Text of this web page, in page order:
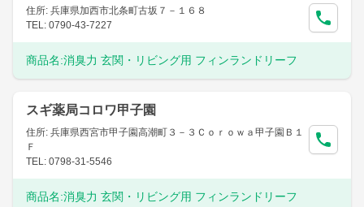
住所: 兵庫県加西市北条町古坂７－１６８
TEL: 0790-43-7227
商品名:消臭力 玄関・リビング用 フィンランドリーフ
スギ薬局コロワ甲子園
住所: 兵庫県西宮市甲子園高潮町３－３Ｃｏｒｏｗａ甲子園Ｂ１
Ｆ
TEL: 0798-31-5546
商品名:消臭力 玄関・リビング用 フィンランドリーフ